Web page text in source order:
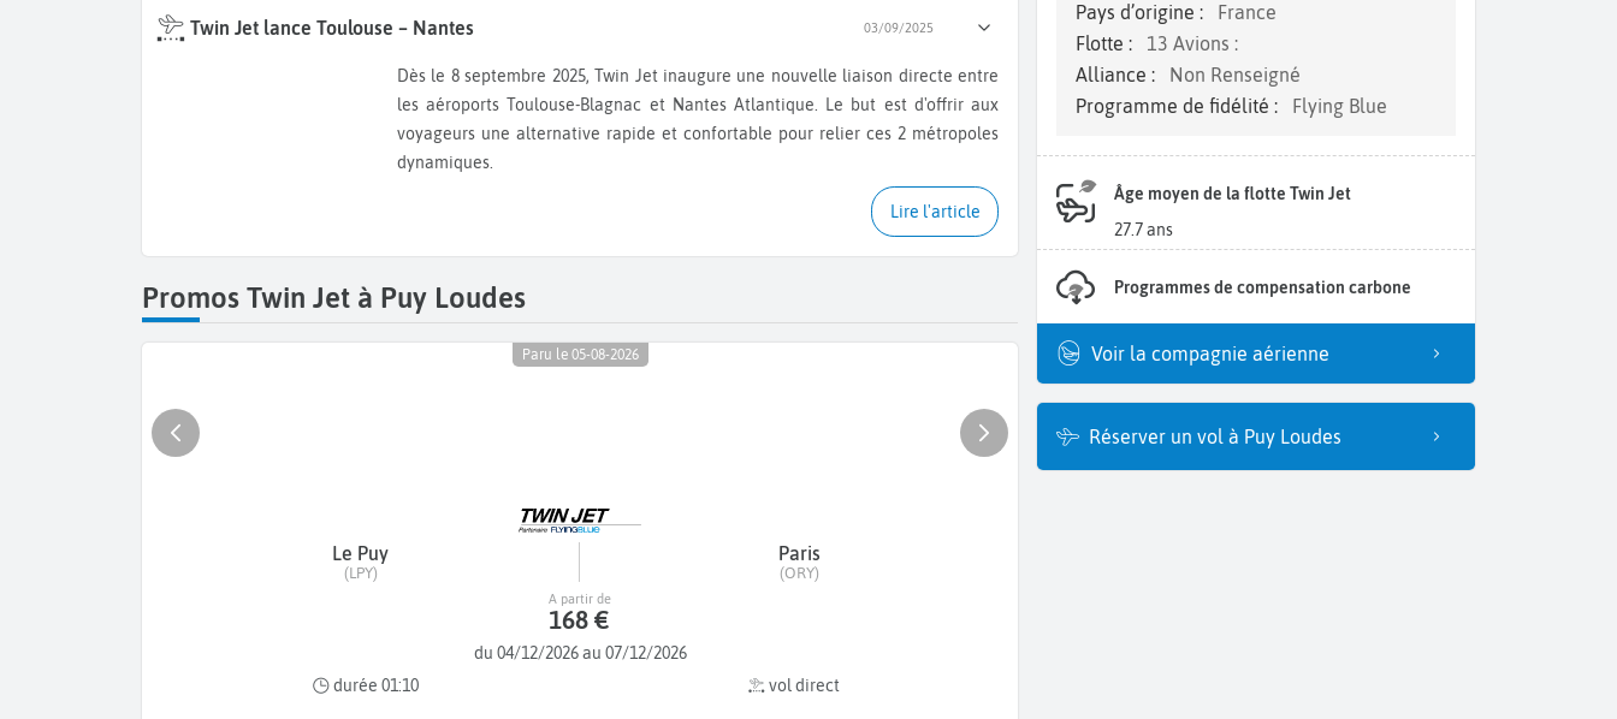
Twin Jet lance Toulouse – Nantes 03/09/2025
Dès le 8 septembre 2025, Twin Jet inaugure une nouvelle liaison directe entre
les aéroports Toulouse-Blagnac et Nantes Atlantique. Le but est d'offrir aux
voyageurs une alternative rapide et confortable pour relier ces 2 métropoles
dynamiques.
Lire l'article
Promos Twin Jet à Puy Loudes
Paru le 05-08-2026
Le Puy
(LPY)
Paris
(ORY)
du 04/12/2026 au 07/12/2026
durée 01:10
vol direct
A partir de
168 €
Pays d’origine :
France
Flotte :
13 Avions :
Alliance :
Non Renseigné
Programme de fidélité :
Flying Blue
Âge moyen de la flotte Twin Jet
27.7 ans
Programmes de compensation carbone
Voir la compagnie aérienne
Réserver un vol à Puy Loudes